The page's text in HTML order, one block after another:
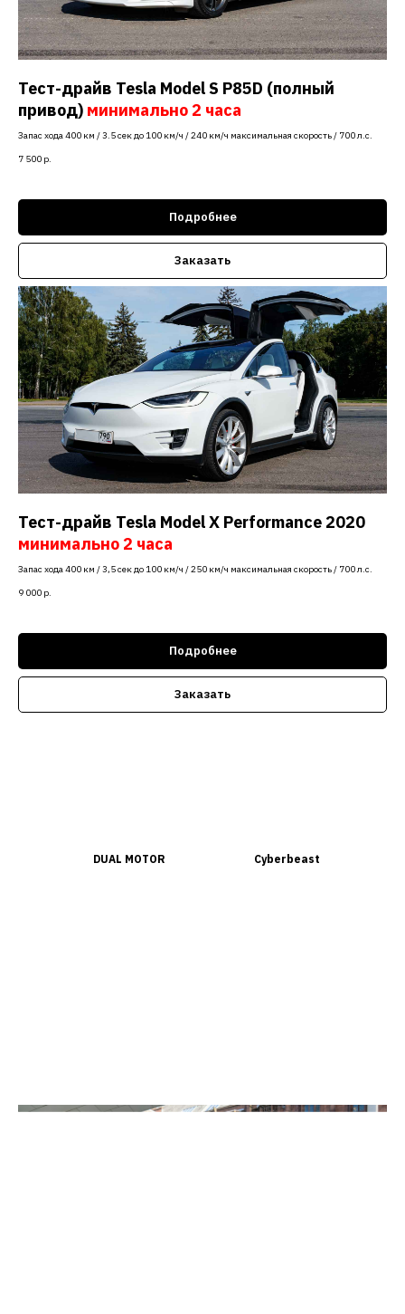
Тест-драйв Tesla Model S P85D (полный
привод) минимально 2 часа
Запас хода 400 км / 3.5 сек до 100 км/ч / 240 км/ч максимальная скорость / 700 л.с.
7 500 р.
Подробнее
Заказать
Тест-драйв Tesla Model X Performance 2020
минимально 2 часа
Запас хода 400 км / 3,5 сек до 100 км/ч / 250 км/ч максимальная скорость / 700 л.с.
9 000 р.
Подробнее
Заказать
DUAL MOTOR
Cyberbeast